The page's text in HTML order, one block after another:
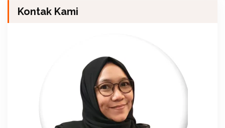
Kontak Kami